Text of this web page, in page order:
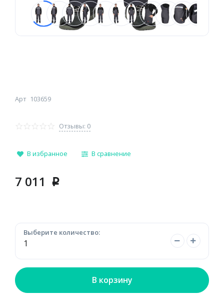
Арт 103659
Отзывы: 0
В избранное В сравнение
7 011 p
Выберите количество:
В корзину